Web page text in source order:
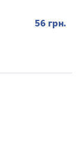
56 грн.